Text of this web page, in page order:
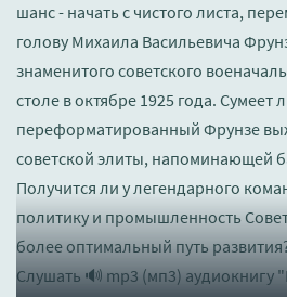
шанс - начать с чистого листа,
голову Михаила Васильевича
знаменитого советского
столе в октябре 1925 года. Сумеет
переформатированный Фрунзе
советской элиты, напоминающей
Получится ли у легендарного
политику и промышленность
более оптимальный путь
Слушать 🔊 mp3 (мп3) аудиокнигу